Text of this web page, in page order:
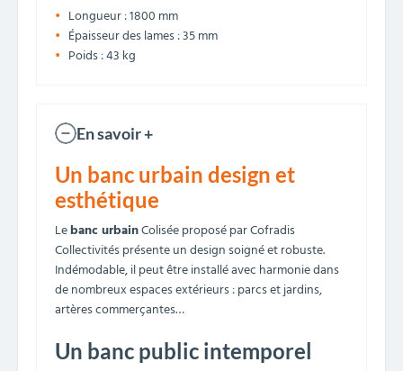
Longueur : 1800 mm
Épaisseur des lames : 35 mm
Poids : 43 kg
En savoir +
Un banc urbain design et
esthétique
Lebanc urbainColisée proposé par Cofradis
Collectivités présente un design soigné et robuste.
Indémodable, il peut être installé avec harmonie dans
de nombreux espaces extérieurs : parcs et jardins,
artères commerçantes…
Un banc public intemporel